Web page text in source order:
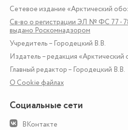
Сетевое издание «Арктический
Св-во о регистрации ЭЛ № ФС 77 -
выдано Роскомнадзором
Учредитель – Городецкий В.В.
Издатель – редакция «Арктический
Главный редактор – Городецкий В.В.
О Сookie файлах
Социальные сети
ВКонтакте